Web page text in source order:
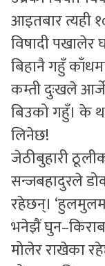
आइतबार त्यही
विषादी पखालेर
बिहानै गहुँ
कम्ती दुःखले
बिउको गहुँ। के
लिनेछ!
जेठीबुहारी
सन्जबहादुरले
रहेछन्।
भनेझैं
मोलेर राखेका